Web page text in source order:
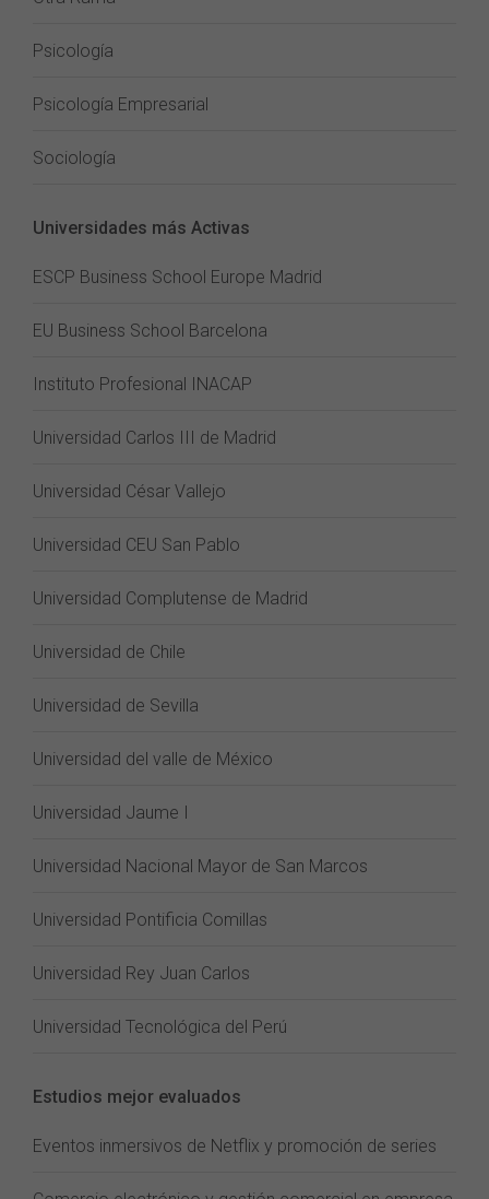
Psicología
Psicología Empresarial
Sociología
Universidades más Activas
ESCP Business School Europe Madrid
EU Business School Barcelona
Instituto Profesional INACAP
Universidad Carlos III de Madrid
Universidad César Vallejo
Universidad CEU San Pablo
Universidad Complutense de Madrid
Universidad de Chile
Universidad de Sevilla
Universidad del valle de México
Universidad Jaume I
Universidad Nacional Mayor de San Marcos
Universidad Pontificia Comillas
Universidad Rey Juan Carlos
Universidad Tecnológica del Perú
Estudios mejor evaluados
Eventos inmersivos de Netflix y promoción de series